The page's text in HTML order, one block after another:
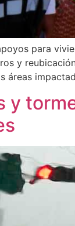
para
y
áreas
y